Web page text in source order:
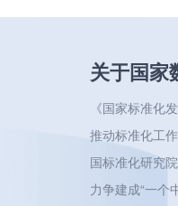
关于国家
《国家标准化
推动标准化工
国标准化研究
力争建成“一个